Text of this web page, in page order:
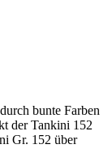
bunte Farben
der Tankini 152
Gr. 152 über